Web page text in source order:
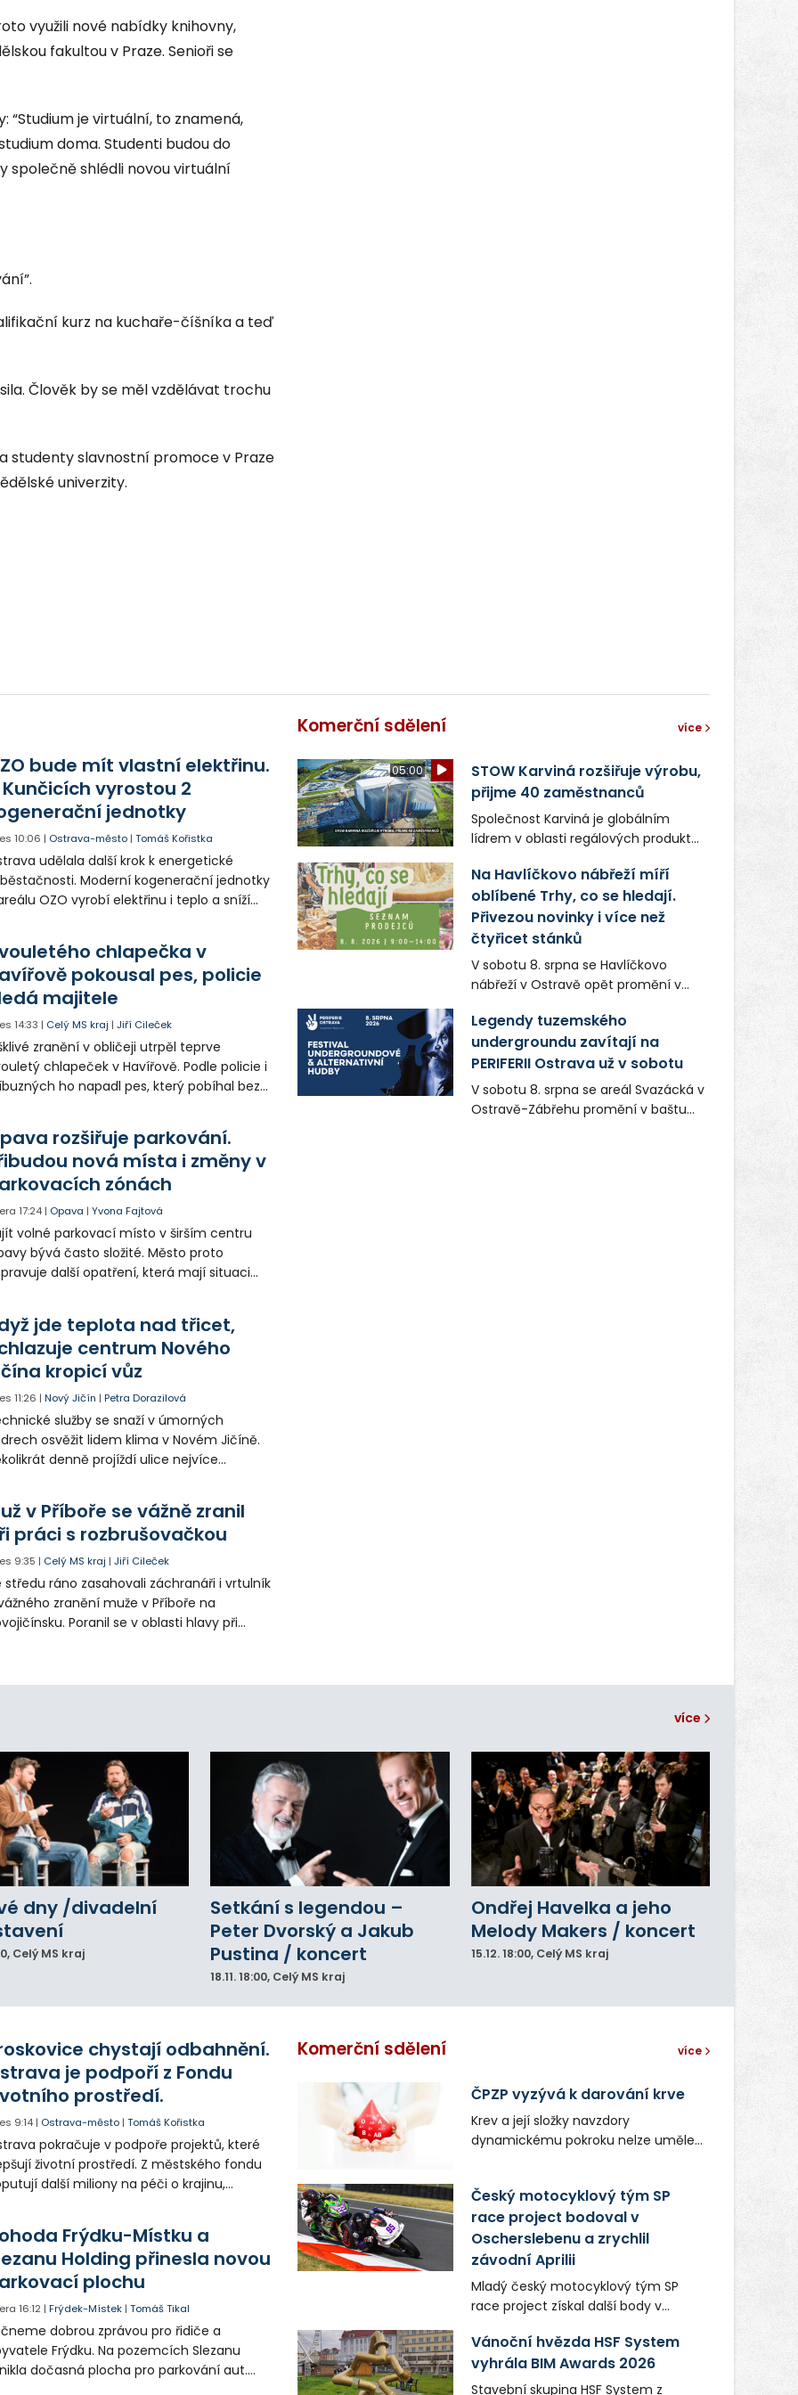
využili nové nabídky knihovny,
fakultou v Praze. Senioři se
“Studium je virtuální, to znamená,
doma. Studenti budou do
společně shlédli novou virtuální
kurz na kuchaře-číšníka a teď
Člověk by se měl vzdělávat trochu
studenty slavnostní promoce v Praze
univerzity.
bude mít vlastní elektřinu.
Kunčicích vyrostou 2
jednotky
10:06 | Ostrava-město |Tomáš Kořistka
udělala další krok k energetické
Moderní kogenerační jednotky
OZO vyrobí elektřinu i teplo a sníží
chlapečka v
pokousal pes, policie
majitele
14:33 | Celý MS kraj |Jiří Cileček
zranění v obličeji utrpěl teprve
chlapeček v Havířově. Podle policie i
ho napadl pes, který pobíhal bez
psa hledá.
rozšiřuje parkování.
nová místa i změny v
zónách
17:24 | Opava |Yvona Fajtová
volné parkovací místo v širším centru
bývá často složité. Město proto
další opatření, která mají situaci
řidiče v parkovacích zónách.
jde teplota nad třicet,
centrum Nového
kropicí vůz
11:26 |Nový Jičín |Petra Dorazilová
služby se snaží v úmorných
osvěžit lidem klima v Novém Jičíně.
denně projíždí ulice nejvíce
v Příboře se vážně zranil
práci s rozbrušovačkou
9:35 | Celý MS kraj |Jiří Cileček
středu ráno zasahovali záchranáři i vrtulník
zranění muže v Příboře na
Poranil se v oblasti hlavy při
Komerční sdělení více
05:00
STOW Karviná rozšiřuje výrobu,
přijme 40 zaměstnanců
Společnost Karviná je globálním
lídrem v oblasti regálových produktů
zaměstnavatelem na Karvinsku a
firmou s obrovským potenciálem.
Na Havlíčkovo nábřeží míří
oblíbené Trhy, co se hledají.
Přivezou novinky i více než
čtyřicet stánků
V sobotu 8. srpna se Havlíčkovo
nábřeží v Ostravě opět promění v
lokálních výrobků. Trhy, co se hledají
tentokrát nabídnou více než čtyřicet
pečlivě vybraných stánků s kvalitní
gastronomií, farmářskými produkty,
designem i řemeslnou tvorbou.
Návštěvníci se mohou těšit nejen na
Legendy tuzemského
undergroundu zavítají na
PERIFERII Ostrava už v sobotu
V sobotu 8. srpna se areál Svazácká v
Ostravě-Zábřehu promění v baštu
více
dny /divadelní
, Celý MS kraj
Setkání s legendou –
Peter Dvorský a Jakub
Pustina / koncert
18.11.18:00, Celý MS kraj
Ondřej Havelka a jeho
Melody Makers / koncert
15.12. 18:00, Celý MS kraj
chystají odbahnění.
je podpoří z Fondu
prostředí.
9:14 | Ostrava-město |Tomáš Kořistka
pokračuje v podpoře projektů, které
životní prostředí. Z městského fondu
další miliony na péči o krajinu,
Frýdku-Místku a
Holding přinesla novou
plochu
16:12 |Frýdek-Místek |Tomáš Tikal
dobrou zprávou pro řidiče a
Frýdku. Na pozemcích Slezanu
dočasná plocha pro parkování aut.
Komerční sdělení více
ČPZP vyzývá k darování krve
Krev a její složky navzdory
dynamickému pokroku nelze uměle
nenahraditelnou tělní tekutinu
neobejde. Naléhavá potřeba doplnit
krevní zásoby nastává vždy v létě,
kdy stoupá počet úrazů. Česká
průmyslová zdravotní pojišťovna
(ČPZP) apeluje na všechny, kteří se
těší dobrému zdraví, aby se stali
pravidelnými dárci krve.
Český motocyklový tým SP
race project bodoval v
Oscherslebenu a zrychlil
závodní Aprilii
Mladý český motocyklový tým SP
race project získal další body v
MOTO. Při závodním víkendu, který se
konal od 31. července do 2. srpna na
německém okruhu Oschersleben,
Vánoční hvězda HSF System
vyhrála BIM Awards 2026
Stavební skupina HSF System z